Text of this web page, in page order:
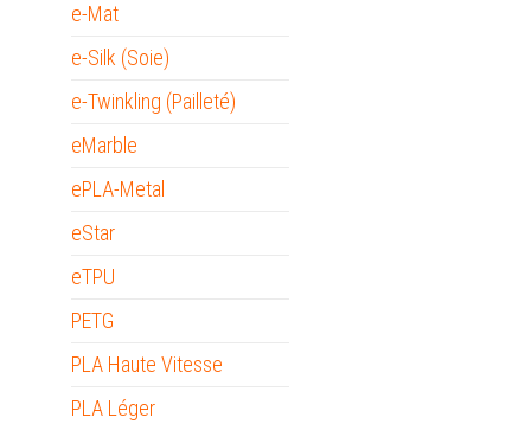
e-Mat
e-Silk (Soie)
e-Twinkling (Pailleté)
eMarble
ePLA-Metal
eStar
eTPU
PETG
PLA Haute Vitesse
PLA Léger